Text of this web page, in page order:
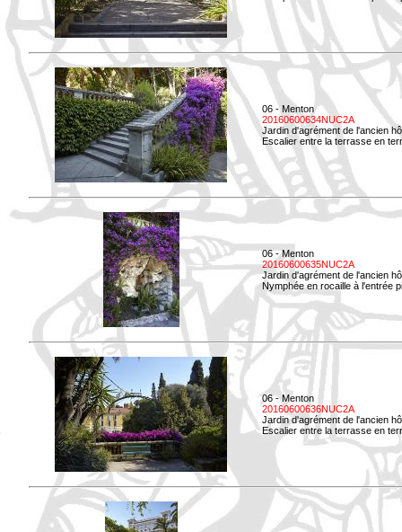
06 - Menton
20160600634NUC2A
Jardin d'agrément de l'ancien
Escalier entre la terrasse en
06 - Menton
20160600635NUC2A
Jardin d'agrément de l'ancien
Nymphée en rocaille à l'entrée
06 - Menton
20160600636NUC2A
Jardin d'agrément de l'ancien
Escalier entre la terrasse en